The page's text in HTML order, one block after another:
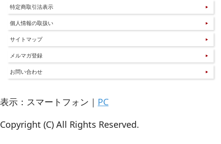
特定商取引法表示
個人情報の取扱い
サイトマップ
メルマガ登録
お問い合わせ
表示：スマートフォン｜ PC
Copyright (C) All Rights Reserved.